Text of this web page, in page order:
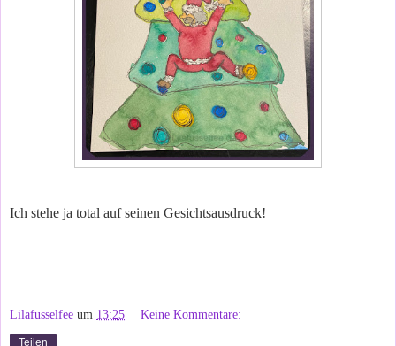
Ich stehe ja total auf seinen Gesichtsausdruck!
Lilafusselfee um 13:25 Keine Kommentare:
Teilen